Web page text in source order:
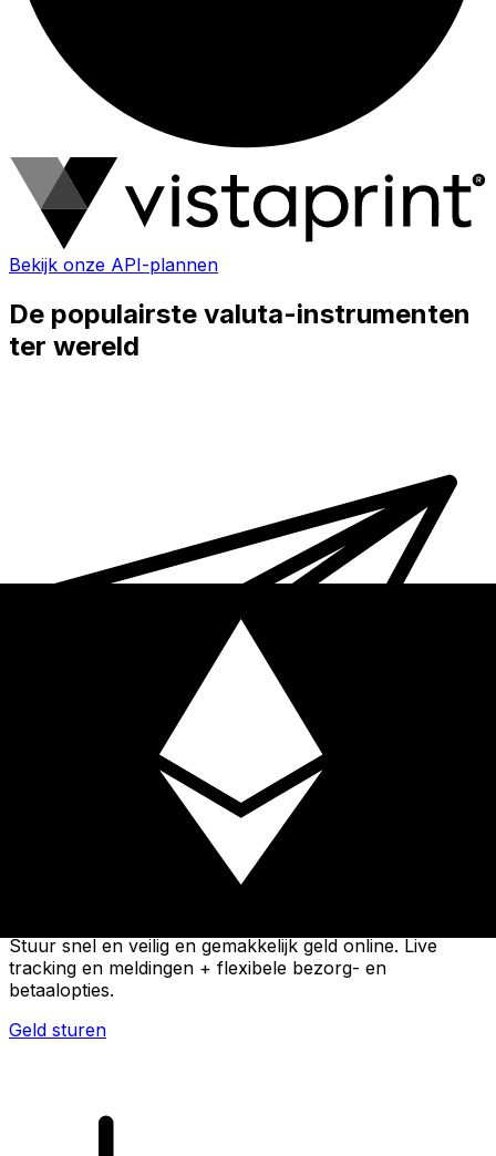
Bekijk onze API-plannen
De populairste valuta-instrumenten
ter wereld
Stuur snel en veilig en gemakkelijk geld online. Live
tracking en meldingen + flexibele bezorg- en
betaalopties.
Geld sturen